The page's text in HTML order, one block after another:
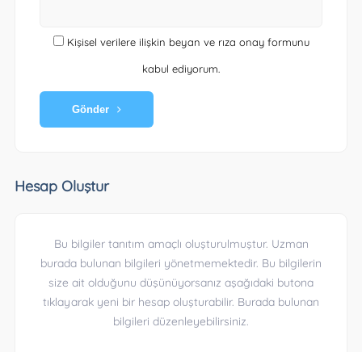
Kişisel verilere ilişkin beyan ve rıza onay formunu
kabul ediyorum.
Gönder
Hesap Oluştur
Bu bilgiler tanıtım amaçlı oluşturulmuştur. Uzman
burada bulunan bilgileri yönetmemektedir. Bu bilgilerin
size ait olduğunu düşünüyorsanız aşağıdaki butona
tıklayarak yeni bir hesap oluşturabilir. Burada bulunan
bilgileri düzenleyebilirsiniz.